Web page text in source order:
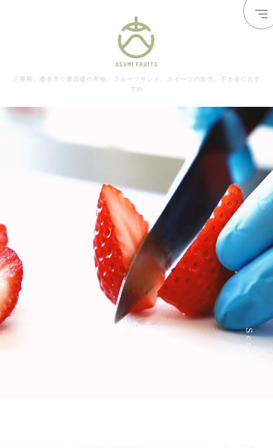
三重県、桑名市で最高級の果物、フルーツサンド、スイーツの販売。手土産におす
すめ
Scroll